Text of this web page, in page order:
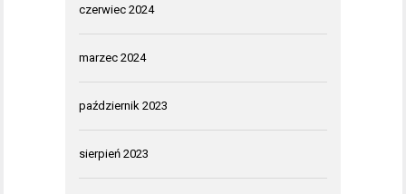
czerwiec 2024
marzec 2024
październik 2023
sierpień 2023